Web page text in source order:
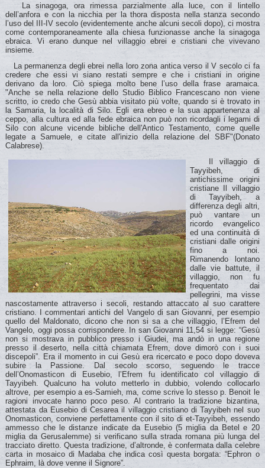
La sinagoga, ora rimessa parzialmente alla luce, con il lintello
dell’anfora e con la nicchia per la thora disposta nella stanza secondo
l’uso del III-IV secolo (evidentemente anche alcuni secoli dopo), ci mostra
come contemporaneamente alla chiesa funzionasse anche la sinagoga
ebraica. Vi erano dunque nel villaggio ebrei e cristiani che vivevano
insieme.
La permanenza degli ebrei nella loro zona antica verso il V secolo ci fa
credere che essi vi siano restati sempre e che i cristiani in origine
derivano da loro. Ciò spiega molto bene l’uso della frase aramaica.
"Anche se nella relazione dello Studio Biblico Francescano non viene
scritto, io credo che Gesù abbia visitato più volte, quando si è trovato in
la Samaria, la località di Silo. Egli era ebreo e la sua appartenenza al
ceppo, alla cultura ed alla fede ebraica non può non ricordagli i legami di
Silo con alcune vicende bibliche dell'Antico Testamento, come quelle
legate a Samuele, e citate all'inizio della relazione del SBF"(Donato
Calabrese).
Il villaggio di
Tayyibeh, di
antichissime origini
cristiane Il villaggio
di Tayyibeh, a
differenza degli altri,
può vantare un
ricordo evangelico
ed una continuità di
cristiani dalle origini
fino a noi.
Rimanendo lontano
dalle vie battute, il
villaggio, non fu
frequentato dai
pellegrini, ma visse
nascostamente attraverso i secoli, restando attaccato al suo carattere
cristiano. I commentari antichi del Vangelo di san Giovanni, per esempio
quello del Maldonato, dicono che non si sa a che villaggio, l’Efrem del
Vangelo, oggi possa corrispondere. In san Giovanni 11,54 si legge: “Gesù
non si mostrava in pubblico presso i Giudei, ma andò in una regione
presso il deserto, nella città chiamata Efrem, dove dimorò con i suoi
discepoli”. Era il momento in cui Gesù era ricercato e poco dopo doveva
subire la Passione. Dal secolo scorso, seguendo le tracce
dell’Onomasticon di Eusebio, l’Efrem fu identificato col villaggio di
Tayyibeh. Qualcuno ha voluto metterlo in dubbio, volendo collocarlo
altrove, per esempio a es-Samieh, ma, come scrive lo stesso p. Benoit le
ragioni invocate hanno poco peso. Al contrario la tradizione bizantina,
attestata da Eusebio di Cesarea il villaggio cristiano di Tayyibeh nel suo
Onomasticon, conviene perfettamente con il sito di et-Tayyibeh, essendo
ammesso che le distanze indicate da Eusebio (5 miglia da Betel e 20
miglia da Gerusalemme) si verificano sulla strada romana più lunga del
tracciato diretto. Questa tradizione, d’altronde, è confermata dalla celebre
carta in mosaico di Madaba che indica così questa borgata: “Ephron o
Ephraim, là dove venne il Signore”.